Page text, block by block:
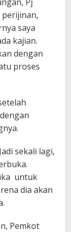
saya
kajian.
dengan
proses
sekali lagi,
untuk
dia akan
Pemkot